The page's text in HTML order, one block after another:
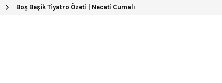
Boş Beşik Tiyatro Özeti | Necati Cumalı